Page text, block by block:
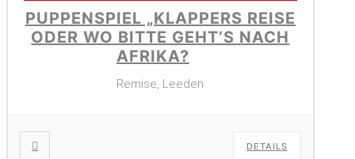
PUPPENSPIEL „KLAPPERS REISE
ODER WO BITTE GEHT’S NACH
AFRIKA?
Remise, Leeden
DETAILS